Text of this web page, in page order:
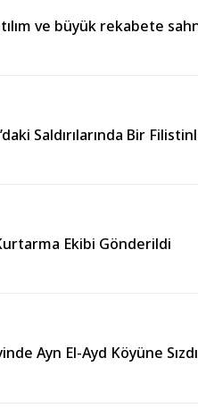
ve büyük rekabete
Saldırılarında Bir
Ekibi Gönderildi
Ayn El-Ayd Köyüne Sızdı